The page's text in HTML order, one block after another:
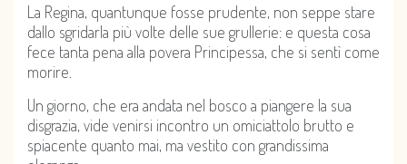
La Regina, quantunque fosse prudente, non seppe stare
dallo sgridarla più volte delle sue grullerie: e questa cosa
fece tanta pena alla povera Principessa, che si sentì come
morire.
Un giorno, che era andata nel bosco a piangere la sua
disgrazia, vide venirsi incontro un omiciattolo brutto e
spiacente quanto mai, ma vestito con grandissima